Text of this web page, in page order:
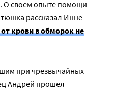
О своем опыте помощи
рассказал Инне
крови в обморок не
при чрезвычайных
Андрей прошел